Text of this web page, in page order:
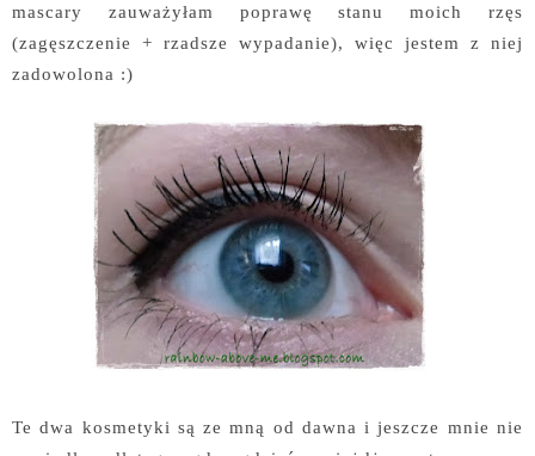
mascary zauważyłam poprawę stanu moich rzęs
(zagęszczenie + rzadsze wypadanie), więc jestem z niej
zadowolona :)
Te dwa kosmetyki są ze mną od dawna i jeszcze mnie nie